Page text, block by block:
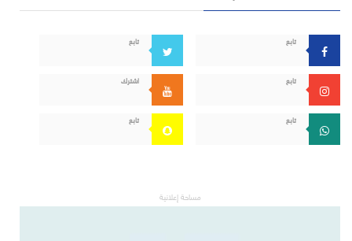
تابع تابع
تابع اشترك
تابع تابع
مساحة إعلانية